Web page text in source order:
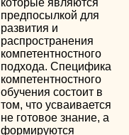
которые являются
предпосылкой для
развития и
распространения
компетентностного
подхода. Специфика
компетентностного
обучения состоит в
том, что усваивается
не готовое знание, а
формируются